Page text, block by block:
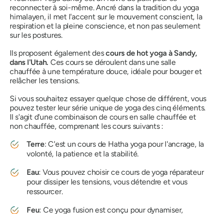
reconnecter à soi-même. Ancré dans la tradition du yoga
himalayen, il met l'accent sur le mouvement conscient, la
respiration et la pleine conscience, et non pas seulement
sur les postures.
Ils proposent également descours de hot yoga à Sandy,
dans l'Utah. Ces cours se déroulent dans une salle
chauffée à une température douce, idéale pour bouger et
relâcher les tensions.
Si vous souhaitez essayer quelque chose de différent, vous
pouvez tester leur série unique de yoga des cinq éléments.
Il s'agit d'une combinaison de cours en salle chauffée et
non chauffée, comprenant les cours suivants :
Terre: C'est un cours de Hatha yoga pour l'ancrage, la
volonté, la patience et la stabilité.
Eau: Vous pouvez choisir ce cours de yoga réparateur
pour dissiper les tensions, vous détendre et vous
ressourcer.
Feu: Ce yoga fusion est conçu pour dynamiser,